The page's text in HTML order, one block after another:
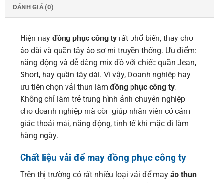
ĐÁNH GIÁ (0)
Hiện nay đồng phục công tyrất phổ biến, thay cho
áo dài và quần tây áo sơ mi truyền thống. Ưu điểm:
năng động và dễ dàng mix đồ với chiếc quần Jean,
Short, hay quần tây dài. Vì vậy, Doanh nghiêp hay
ưu tiên chọn vải thun làm đồng phục công ty.
Không chỉ làm trẻ trung hình ảnh chuyên nghiệp
cho doanh nghiệp mà còn giúp nhân viên có cảm
giác thoải mái, năng động, tinh tế khi mặc đi làm
hàng ngày.
Chất liệu vải để may đồng phục công ty
Trên thị trường có rất nhiều loại vải để may áo thun